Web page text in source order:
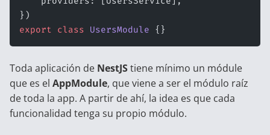
})
export class UsersModule {}
Toda aplicación de NestJStiene mínimo un módule
que es el AppModule, que viene a ser el módulo raíz
de toda la app. A partir de ahí, la idea es que cada
funcionalidad tenga su propio módulo.